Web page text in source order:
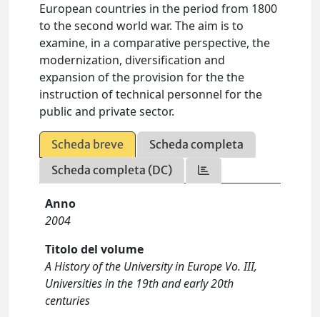
European countries in the period from 1800
to the second world war. The aim is to
examine, in a comparative perspective, the
modernization, diversification and
expansion of the provision for the the
instruction of technical personnel for the
public and private sector.
Scheda breve
Scheda completa
Scheda completa (DC)
Anno
2004
Titolo del volume
A History of the University in Europe Vo. III,
Universities in the 19th and early 20th
centuries